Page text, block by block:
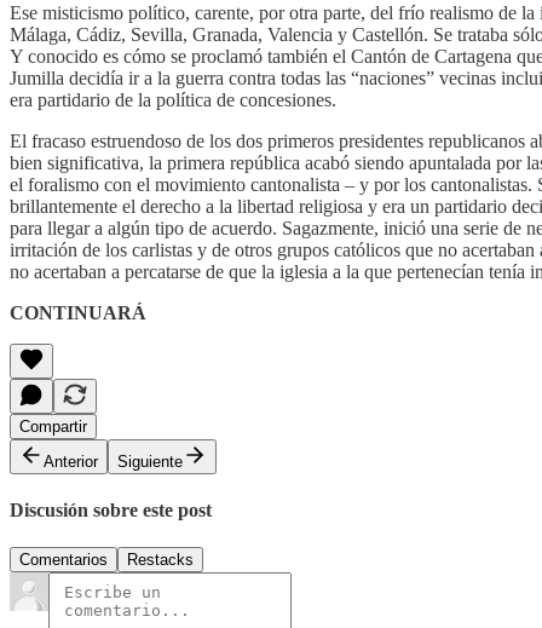
Ese misticismo político, carente, por otra parte, del frío realismo de
Málaga, Cádiz, Sevilla, Granada, Valencia y Castellón. Se trataba
Y conocido es cómo se proclamó también el Cantón de Cartagena
Jumilla decidía ir a la guerra contra todas las “naciones” vecinas
era partidario de la política de concesiones.
El fracaso estruendoso de los dos primeros presidentes
bien significativa, la primera república acabó siendo apuntalada por
el foralismo con el movimiento cantonalista – y por los
brillantemente el derecho a la libertad religiosa y era un partidario
para llegar a algún tipo de acuerdo. Sagazmente, inició una serie de
irritación de los carlistas y de otros grupos católicos que no
no acertaban a percatarse de que la iglesia a la que pertenecían tenía
CONTINUARÁ
Compartir
Anterior
Siguiente
Discusión sobre este post
Comentarios Restacks